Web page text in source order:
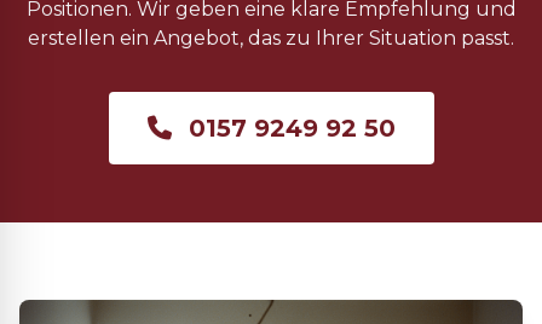
Positionen. Wir geben eine klare Empfehlung und
erstellen ein Angebot, das zu Ihrer Situation passt.
0157 9249 92 50